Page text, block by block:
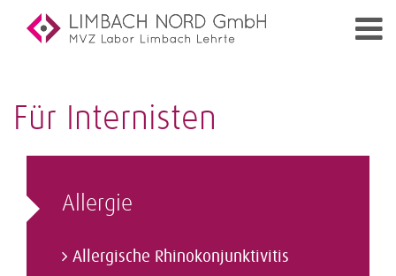
Für Internisten
Allergie
Allergische Rhinokonjunktivitis